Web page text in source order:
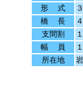
形 式
橋 長
支間割
幅 員
所在地